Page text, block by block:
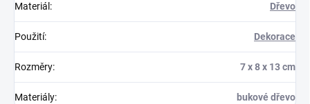
Materiál : Dřevo
Použití: Dekorace
Rozměry: 7 x 8 x 13 cm
Materiály: bukové dřevo